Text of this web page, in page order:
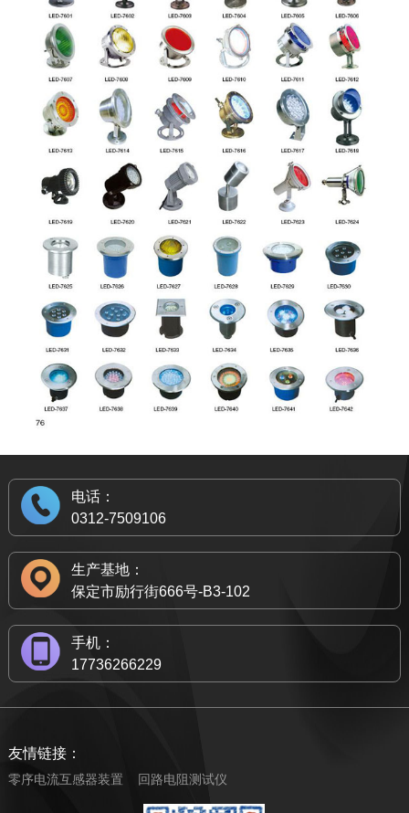
电话：
0312-7509106
生产基地：
保定市励行街666号-B3-102
手机：
17736266229
友情链接：
零序电流互感器装置 回路电阻测试仪